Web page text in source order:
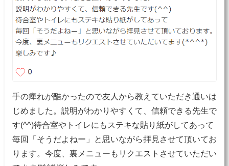
手の痺れが酷かったので友人から教えていただき通いは
じめました。説明がわかりやすくて、信頼できる先生で
す(^^)待合室やトイレにもステキな貼り紙がしてあって
毎回「そうだよねー」と思いながら拝見させて頂いてお
ります。今度、裏メニューもリクエストさせていただい